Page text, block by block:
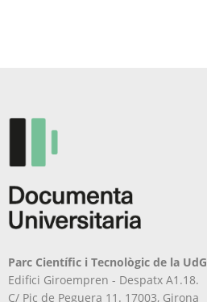
Parc Científic i Tecnològic de la UdG
Edifici Giroempren - Despatx A1.18.
C/ Pic de Peguera 11. 17003, Girona